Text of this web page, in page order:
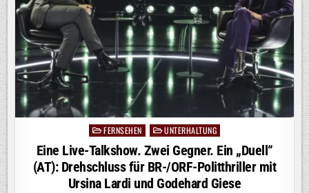
Posted
in
FERNSEHEN UNTERHALTUNG
Eine Live-Talkshow. Zwei Gegner. Ein „Duell“
(AT): Drehschluss für BR-/ORF-Politthriller mit
Ursina Lardi und Godehard Giese